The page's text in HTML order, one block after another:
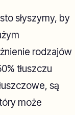
słyszymy, by
rodzajów
tłuszczu
są
może